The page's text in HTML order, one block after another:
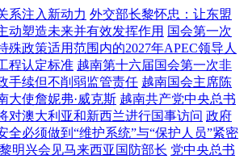
系注入新动力 外交部长黎怀忠：让东盟
动塑造未来并有效发挥作用 国会第一次
殊政策适用范围内的2027年APEC领导人
程认定标准 越南第十六届国会第一次非
手续但不削弱监管责任 越南国会主席陈
大使詹妮弗·威克斯 越南共产党中央总书
对澳大利亚和新西兰进行国事访问 政府
全必须做到“维护系统”与“保护人员”紧密
明兴会见马来西亚国防部长 党中央总书